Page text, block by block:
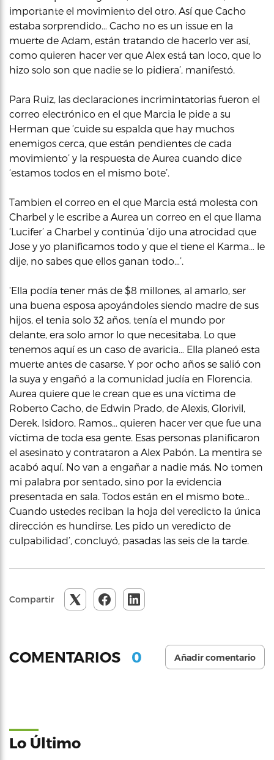
importante el movimiento del otro. Así que Cacho
estaba sorprendido… Cacho no es un issue en la
muerte de Adam, están tratando de hacerlo ver así,
como quieren hacer ver que Alex está tan loco, que lo
hizo solo son que nadie se lo pidiera’, manifestó.
Para Ruiz, las declaraciones incrimintatorias fueron el
correo electrónico en el que Marcia le pide a su
Herman que ‘cuide su espalda que hay muchos
enemigos cerca, que están pendientes de cada
movimiento’ y la respuesta de Aurea cuando dice
‘estamos todos en el mismo bote’.
Tambien el correo en el que Marcia está molesta con
Charbel y le escribe a Aurea un correo en el que llama
‘Lucifer’ a Charbel y continúa ‘dijo una atrocidad que
Jose y yo planificamos todo y que el tiene el Karma… le
dije, no sabes que ellos ganan todo…’.
‘Ella podía tener más de $8 millones, al amarlo, ser
una buena esposa apoyándoles siendo madre de sus
hijos, el tenia solo 32 años, tenía el mundo por
delante, era solo amor lo que necesitaba. Lo que
tenemos aquí es un caso de avaricia… Ella planeó esta
muerte antes de casarse. Y por ocho años se salió con
la suya y engañó a la comunidad judía en Florencia.
Aurea quiere que le crean que es una víctima de
Roberto Cacho, de Edwin Prado, de Alexis, Glorivil,
Derek, Isidoro, Ramos… quieren hacer ver que fue una
víctima de toda esa gente. Esas personas planificaron
el asesinato y contrataron a Alex Pabón. La mentira se
acabó aquí. No van a engañar a nadie más. No tomen
mi palabra por sentado, sino por la evidencia
presentada en sala. Todos están en el mismo bote…
Cuando ustedes reciban la hoja del veredicto la única
dirección es hundirse. Les pido un veredicto de
culpabilidad’, concluyó, pasadas las seis de la tarde.
Compartir
COMENTARIOS 0 Añadir comentario
Lo Último